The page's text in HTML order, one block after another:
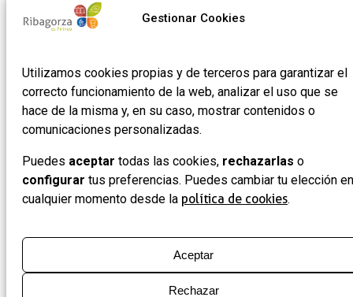
Gestionar Cookies
Utilizamos cookies propias y de terceros para garantizar el
correcto funcionamiento de la web, analizar el uso que se
hace de la misma y, en su caso, mostrar contenidos o
comunicaciones personalizadas.
Puedes aceptar todas las cookies, rechazarlas o
configurar tus preferencias. Puedes cambiar tu elección en
cualquier momento desde la política de cookies.
Aceptar
Rechazar
eres tú
Mayor
Graus
(Huesca)
Política de
Formulario
de
adhesión
de